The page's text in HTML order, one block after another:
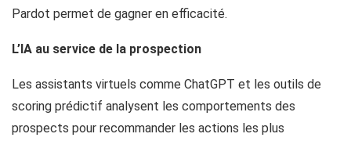
Pardot permet de gagner en efficacité.
L’IA au service de la prospection
Les assistants virtuels comme ChatGPT et les outils de
scoring prédictif analysent les comportements des
prospects pour recommander les actions les plus